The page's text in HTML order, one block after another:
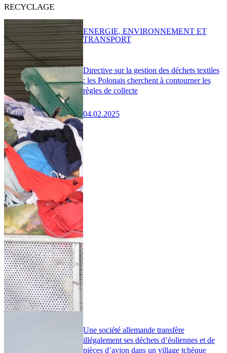
RECYCLAGE
Directive sur la gestion des déchets textiles
: les Polonais cherchent à contourner les
règles de collecte
04.02.2025
ENERGIE, ENVIRONNEMENT ET
TRANSPORT
Une société allemande transfère
illégalement ses déchets d’éoliennes et de
pièces d’avion dans un village tchèque